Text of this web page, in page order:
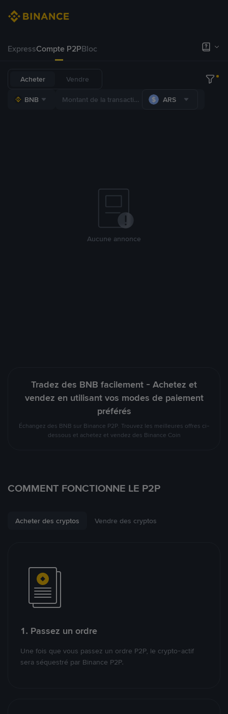
ExpressCompte P2PBloc
Acheter Vendre
BNB ARS
Aucune annonce
Tradez des BNB facilement - Achetez et
vendez en utilisant vos modes de paiement
préférés
Échangez des BNB sur Binance P2P. Trouvez les meilleures offres ci-
dessous et achetez et vendez des Binance Coin
COMMENT FONCTIONNE LE P2P
Acheter des cryptos Vendre des cryptos
1. Passez un ordre
Une fois que vous passez un ordre P2P, le crypto-actif
sera séquestré par Binance P2P.